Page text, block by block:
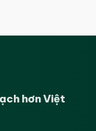
hơn Việt